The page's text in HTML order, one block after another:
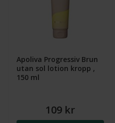
Apoliva Progressiv Brun
utan sol lotion kropp ,
150 ml
109 kr